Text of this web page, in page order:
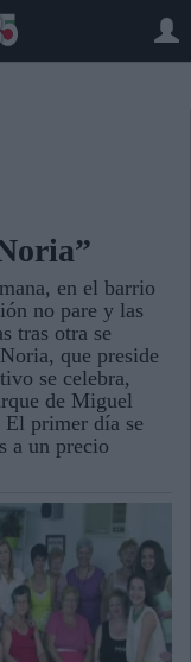
en el barrio
no pare y las
tras otra se
que preside
se celebra,
de Miguel
primer día se
a un precio